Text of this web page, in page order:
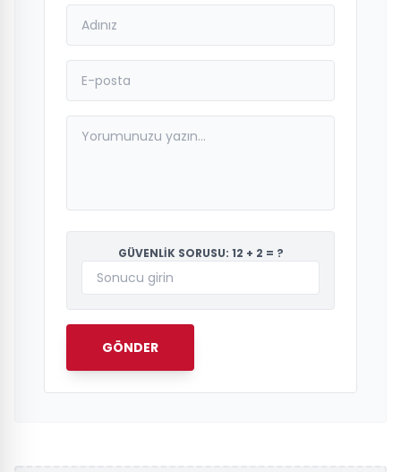
GÜVENLİK SORUSU: 12 + 2 = ?
GÖNDER